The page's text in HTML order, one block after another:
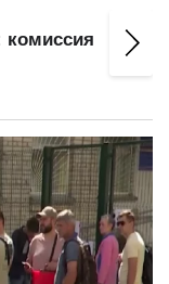
комиссия